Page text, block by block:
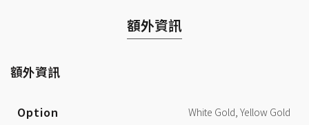
額外資訊
額外資訊
Option White Gold, Yellow Gold